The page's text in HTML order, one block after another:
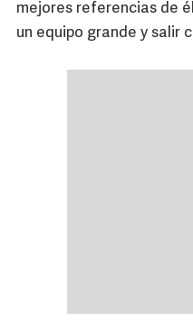
mejores referencias de
un equipo grande y salir